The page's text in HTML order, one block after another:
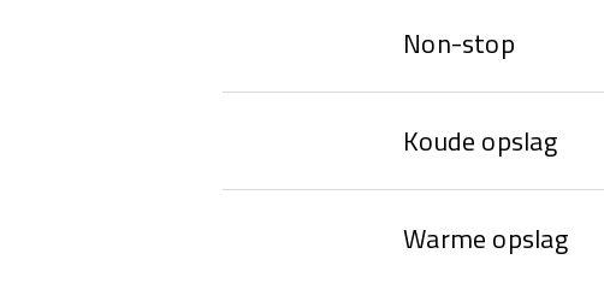
Non-stop
Koude opslag
Warme opslag